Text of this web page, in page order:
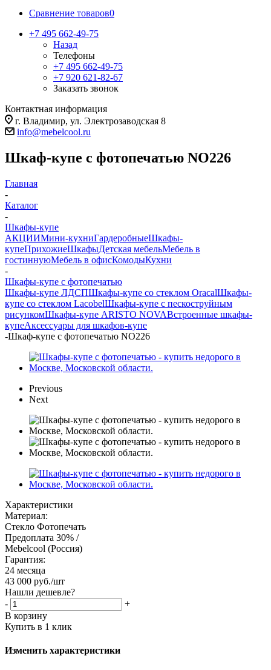
Сравнение товаров0
+7 495 662-49-75
Назад
Телефоны
+7 495 662-49-75
+7 920 621-82-67
Заказать звонок
Контактная информация
г. Владимир, ул. Электрозаводская 8
info@mebelcool.ru
Шкаф-купе с фотопечатью NO226
Главная
-
Каталог
-
Шкафы-купе
АКЦИИМини-кухниГардеробныеШкафы-
купеПрихожиеШкафыДетская мебельМебель в
гостиннуюМебель в офисКомодыКухни
-
Шкафы-купе с фотопечатью
Шкафы-купе ЛДСПШкафы-купе со стеклом OracalШкафы-
купе со стеклом LacobelШкафы-купе с пескоструйным
рисункомШкафы-купе ARISTO NOVAВстроенные шкафы-
купеАксессуары для шкафов-купе
-Шкаф-купе с фотопечатью NO226
Previous
Next
Характеристики
Материал:
Стекло Фотопечать
Предоплата 30% /
Mebelcool (Россия)
Гарантия:
24 месяца
43 000 руб./шт
Нашли дешевле?
-
+
В корзину
Купить в 1 клик
Изменить характеристики